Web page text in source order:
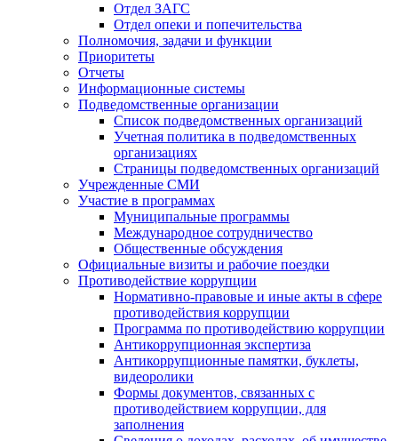
Отдел ЗАГС
Отдел опеки и попечительства
Полномочия, задачи и функции
Приоритеты
Отчеты
Информационные системы
Подведомственные организации
Список подведомственных организаций
Учетная политика в подведомственных
организациях
Страницы подведомственных организаций
Учрежденные СМИ
Участие в программах
Муниципальные программы
Международное сотрудничество
Общественные обсуждения
Официальные визиты и рабочие поездки
Противодействие коррупции
Нормативно-правовые и иные акты в сфере
противодействия коррупции
Программа по противодействию коррупции
Антикоррупционная экспертиза
Антикоррупционные памятки, буклеты,
видеоролики
Формы документов, связанных с
противодействием коррупции, для
заполнения